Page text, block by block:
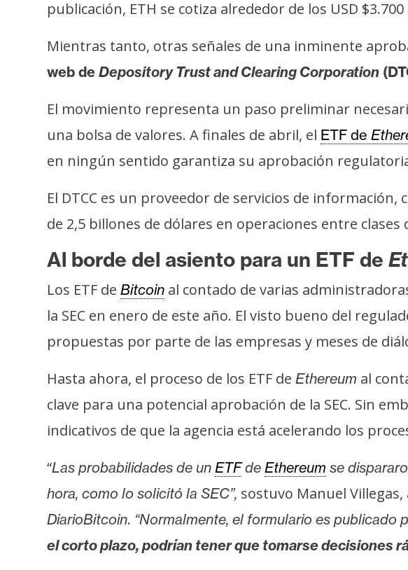
o
t
a
t
P
b
l
c
d
a
d
publicación, ETH se cotiza alrededor de los USD
Mientras tanto, otras señales de una inminente
web de Depository Trust and Clearing Corporation
El movimiento representa un paso preliminar
una bolsa de valores. A finales de abril, el ETF de
en ningún sentido garantiza su aprobación
El DTCC es un proveedor de servicios de
de 2,5 billones de dólares en operaciones entre
Al borde del asiento para un ETF de
Los ETF de Bitcoin al contado de varias
la SEC en enero de este año. El visto bueno del
propuestas por parte de las empresas y meses de
Hasta ahora, el proceso de los ETF de Ethereum al
clave para una potencial aprobación de la SEC. Sin
indicativos de que la agencia está acelerando los
“Las probabilidades de un ETFde Ethereum se
hora, como lo solicitó la SEC”, sostuvo Manuel Villegas,
DiarioBitcoin. “Normalmente, el formulario es publicado
el corto plazo, podrían tener que tomarse decisiones